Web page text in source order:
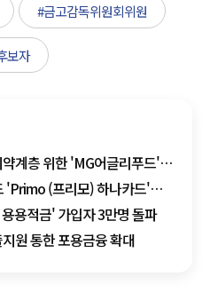
#금고감독위원회위원
보자
계층 위한 'MG어글리푸드'
'Primo (프리모) 하나카드'
용적금' 가입자 3만명 돌파
원 통한 포용금융 확대